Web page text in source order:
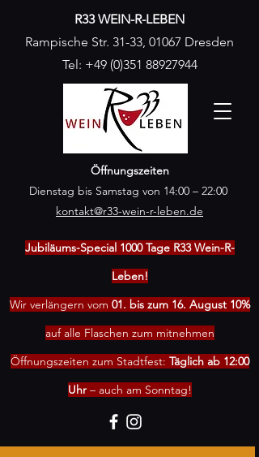
Öffnungszeiten
Dienstag bis Samstag von 14:00 – 22:00
kontakt@r33-wein-r-leben.de
R33 WEIN-R-LEBEN
Rampische Str. 31-33, 01067 Dresden
Tel: +49 (0)351 88927944
Jubiläums-Special 1000 Tage R33 Wein-R-
Leben!
Wir verlängern vom 01. bis zum 16. August 10%
auf alle Flaschen zum mitnehmen
Öffnungszeiten zum Stadtfest: Täglich ab 12:00
Uhr– auch am Sonntag!